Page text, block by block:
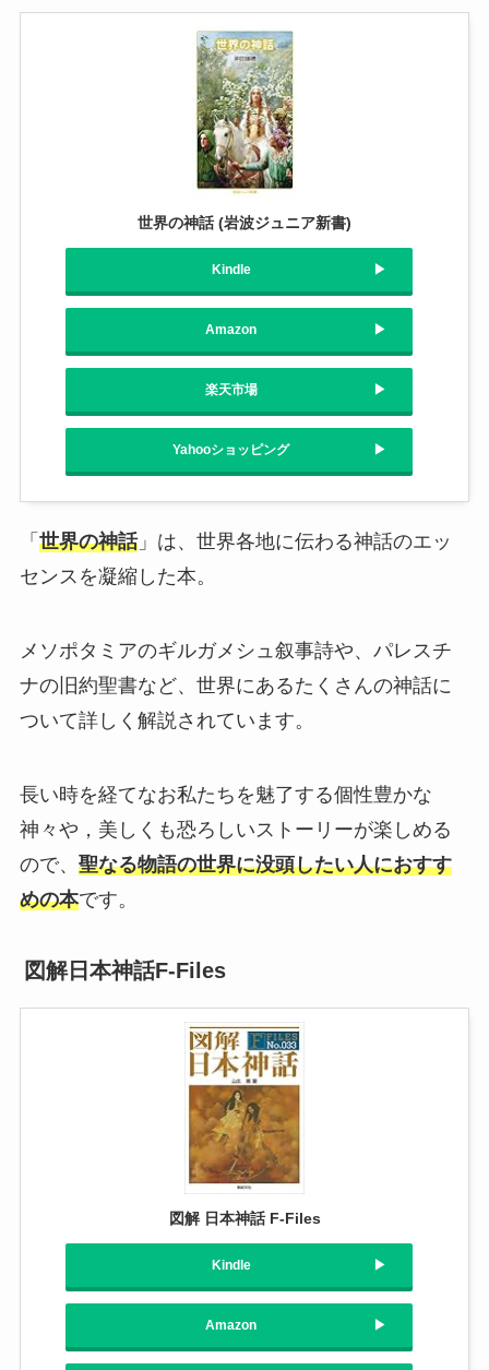
世界の神話 (岩波ジュニア新書)
Kindle
Amazon
楽天市場
Yahooショッピング
「 世界の神話」は、世界各地に伝わる神話のエッ
センスを凝縮した本。
メソポタミアのギルガメシュ叙事詩や、パレスチ
ナの旧約聖書など、世界にあるたくさんの神話に
ついて詳しく解説されています。
長い時を経てなお私たちを魅了する個性豊かな
神々や，美しくも恐ろしいストーリーが楽しめる
ので、 聖なる物語の世界に没頭したい人におすす
めの本です。
図解日本神話F‐Files
図解 日本神話 F‐Files
Kindle
Amazon